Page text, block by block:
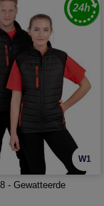
W1
- Gewatteerde